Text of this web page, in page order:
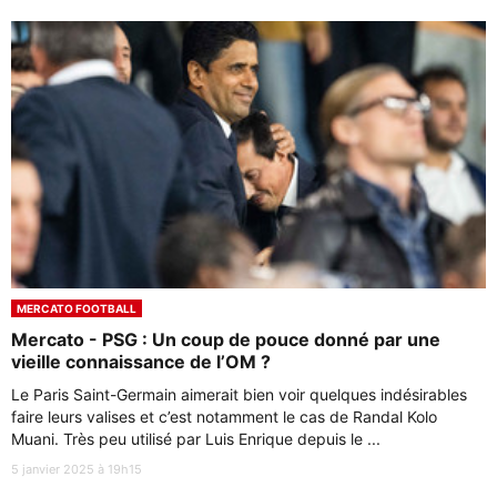
MERCATO FOOTBALL
Mercato - PSG : Un coup de pouce donné par une
vieille connaissance de l’OM ?
Le Paris Saint-Germain aimerait bien voir quelques indésirables
faire leurs valises et c’est notamment le cas de Randal Kolo
Muani. Très peu utilisé par Luis Enrique depuis le ...
5 janvier 2025 à 19h15